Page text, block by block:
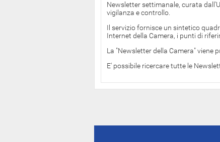
Newsletter settimanale, curata
vigilanza e controllo.
Il servizio fornisce un sintetico
Internet della Camera, i punti di
La "Newsletter della Camera" viene
E' possibile ricercare tutte le